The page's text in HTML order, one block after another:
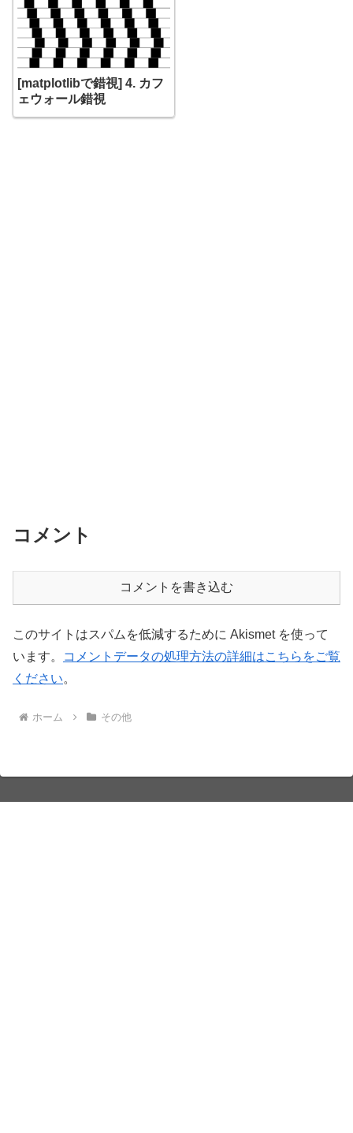
[matplotlibで錯視] 4. カフ
ェウォール錯視
コメント
コメントを書き込む
このサイトはスパムを低減するために Akismet を使って
います。
コメントデータの処理方法の詳細はこちらをご覧
ください。
ホーム その他